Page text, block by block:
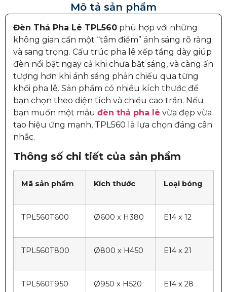
Mô tả sản phẩm
Đèn Thả Pha Lê TPL560 phù hợp với những
không gian cần một “tâm điểm” ánh sáng rõ ràng
và sang trọng. Cấu trúc pha lê xếp tầng dày giúp
đèn nổi bật ngay cả khi chưa bật sáng, và càng ấn
tượng hơn khi ánh sáng phản chiếu qua từng
khối pha lê. Sản phẩm có nhiều kích thước để
bạn chọn theo diện tích và chiều cao trần. Nếu
bạn muốn một mẫu đèn thả pha lê vừa đẹp vừa
tạo hiệu ứng mạnh, TPL560 là lựa chọn đáng cân
nhắc.
Thông số chi tiết của sản phẩm
Mã sản phẩm Kích thước Loại bóng
TPL560T600 Ø600 x H380 E14 x 12
TPL560T800 Ø800 x H450 E14 x 21
TPL560T950 Ø950 x H520 E14 x 28